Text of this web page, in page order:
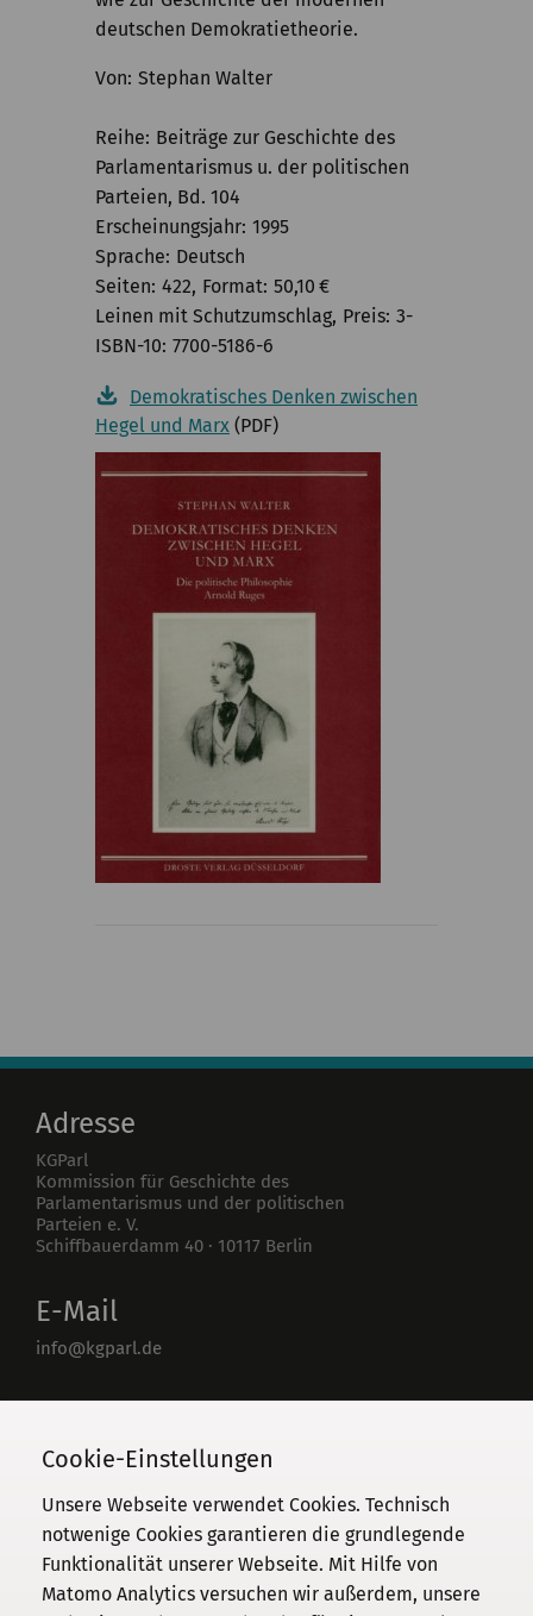
deutschen Demokratietheorie.
Von Stephan Walter
Reihe Beiträge zur Geschichte des
Parlamentarismus u. der politischen
Parteien, Bd. 104
Erscheinungsjahr 1995
Sprache Deutsch
Seiten 422 Format
Leinen mit Schutzumschlag Preis
50,10 €
ISBN-10
3-
7700-5186-6
Demokratisches Denken zwischen
Hegel und Marx (PDF)
Adresse
KGParl
Kommission für Geschichte des
Parlamentarismus und der politischen
Parteien e. V.
Schiffbauerdamm 40 · 10117 Berlin
E-Mail
info@kgparl.de
030 / 206 33 94-0
Kommission
Cookie-Einstellungen
Unsere Webseite verwendet Cookies. Technisch
notwenige Cookies garantieren die grundlegende
Funktionalität unserer Webseite. Mit Hilfe von
Matomo Analytics versuchen wir außerdem, unsere